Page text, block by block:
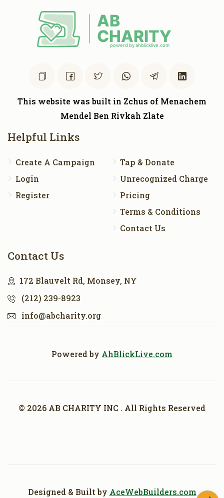
This website was built in Zchus of Menachem
Mendel Ben Rivkah Zlate
Helpful Links
Create A Campaign
Login
Register
Tap & Donate
Unrecognized Charge
Pricing
Terms & Conditions
Contact Us
Contact Us
172 Blauvelt Rd, Monsey, NY
(212) 239-8923
info@abcharity.org
Powered by AhBlickLive.com
© 2026 AB CHARITY INC . All Rights Reserved
Designed & Built by AceWebBuilders.com